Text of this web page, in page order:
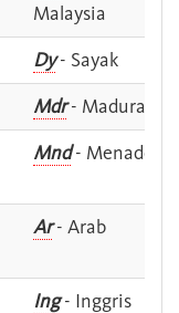
Malaysia
Dy- Sayak
Mdr- Madura
Mnd- Menado
Ar- Arab
Ing- Inggris